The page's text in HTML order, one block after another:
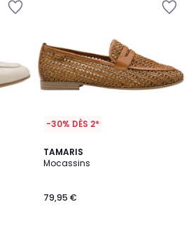
-30% DÈS 2*
TAMARIS
Mocassins
79,95 €
2
Couleurs